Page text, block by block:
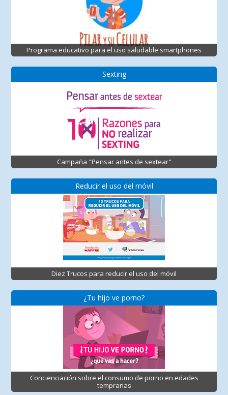
Programa educativo para el uso saludable smartphones
Sexting
Campaña "Pensar antes de sextear"
Reducir el uso del móvil
Diez Trucos para reducir el uso del móvil
¿Tu hijo ve porno?
Concienciación sobre el consumo de porno en edades
tempranas